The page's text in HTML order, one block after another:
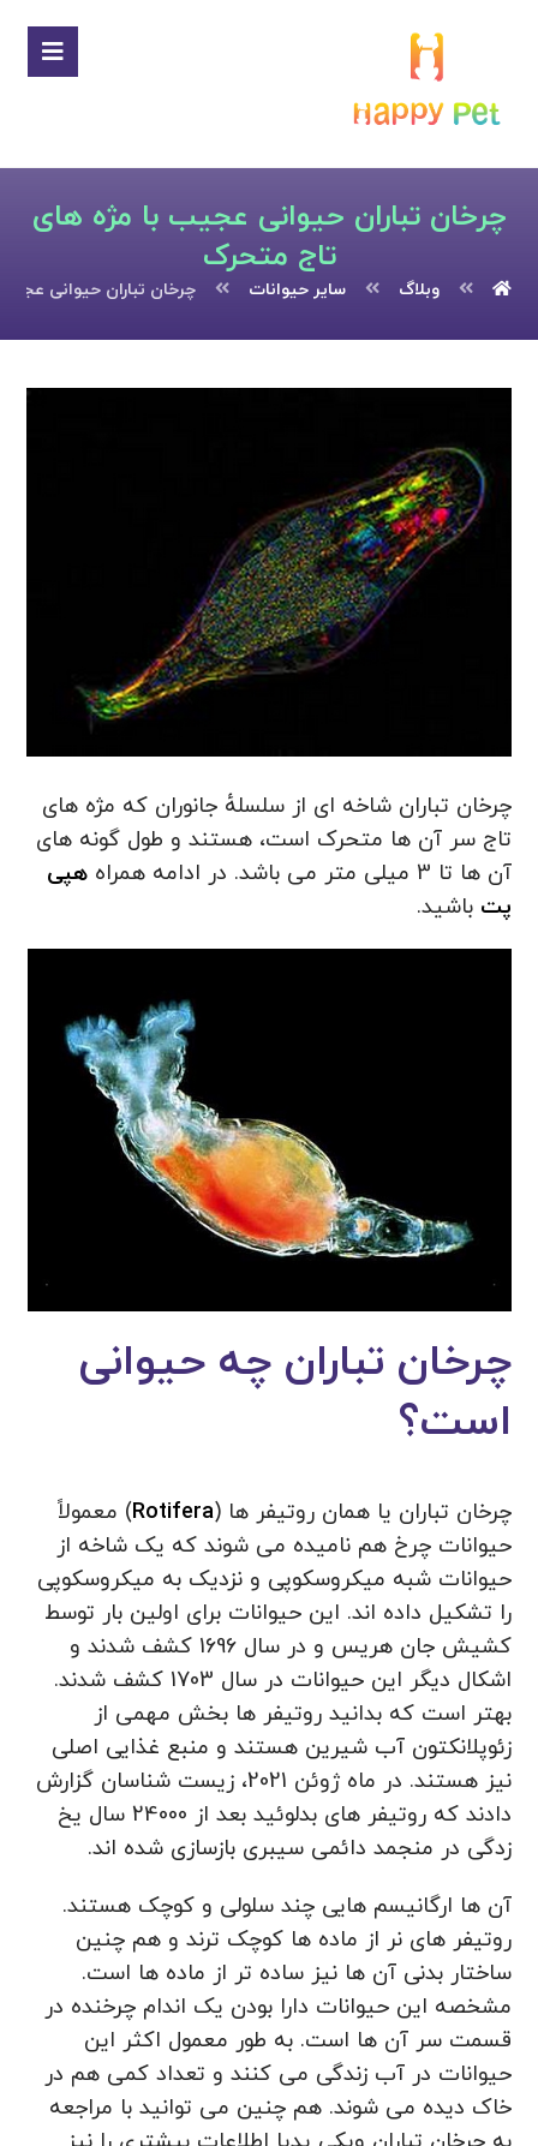
چرخان تباران حیوانی عجیب با مژه های
تاج متحرک
وبلاگ سایر حیوانات چرخان تباران حیوانی
چرخان تباران شاخه‌ ای از سلسلهٔ جانوران که مژه‌ های
تاج سر آن ها متحرک است، هستند و طول گونه‌ های
آن ها تا 3 میلی‌ متر می باشد. در ادامه همراه
هپی
پت باشید.
چرخان تباران چه حیوانی
است؟
چرخان تباران یا همان روتیفر ها (Rotifera) معمولاً
حیوانات چرخ هم نامیده می شوند که یک شاخه از
حیوانات شبه میکروسکوپی و نزدیک به میکروسکوپی
را تشکیل داده اند. این حیوانات برای اولین بار توسط
کشیش جان هریس و در سال 1696 کشف شدند و
اشکال دیگر این حیوانات در سال 1703 کشف شدند.
بهتر است که بدانید روتیفر ها بخش مهمی از
زئوپلانکتون آب شیرین هستند و منبع غذایی اصلی
نیز هستند. در ماه ژوئن 2021، زیست شناسان گزارش
دادند که روتیفر های بدلوئید بعد از 24000 سال یخ
زدگی در منجمد دائمی سیبری بازسازی شده اند.
آن ها ارگانیسم‌ هایی چند سلولی و کوچک هستند.
روتیفر های نر از ماده‌ ها کوچک‌ ترند و هم چنین
ساختار بدنی آن‌ ها نیز ساده‌ تر از ماده‌ ها است.
مشخصه این حیوانات دارا بودن یک اندام چرخنده در
قسمت سر آن‌ ها است. به طور معمول اکثر این
حیوانات در آب زندگی می‌ کنند و تعداد کمی هم در
خاک دیده می‌ شوند. هم چنین می توانید با مراجعه